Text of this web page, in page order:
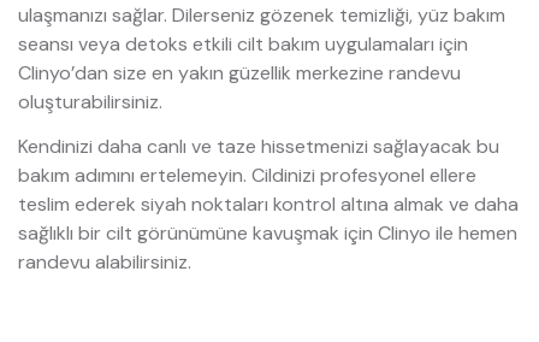
ulaşmanızı sağlar. Dilerseniz gözenek temizliği, yüz bakım
seansı veya detoks etkili cilt bakım uygulamaları için
Clinyo’dan size en yakın güzellik merkezine randevu
oluşturabilirsiniz.
Kendinizi daha canlı ve taze hissetmenizi sağlayacak bu
bakım adımını ertelemeyin. Cildinizi profesyonel ellere
teslim ederek siyah noktaları kontrol altına almak ve daha
sağlıklı bir cilt görünümüne kavuşmak için Clinyo ile hemen
randevu alabilirsiniz.